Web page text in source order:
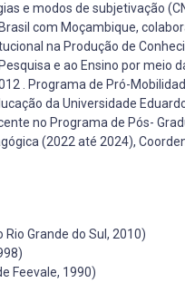
e modos de subjetivação
com Moçambique,
na Produção de
e ao Ensino por meio
. Programa de Pró-
da Universidade
no Programa de Pós-
(2022 até 2024),
Grande do Sul, 2010)
Feevale, 1990)